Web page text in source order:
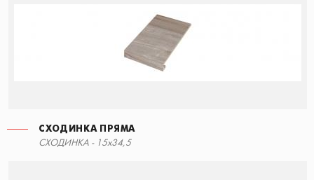
СХОДИНКА ПРЯМА
СХОДИНКА - 15x34,5
СХОДИНКА КУТОВА ПРАВА
90x34,5